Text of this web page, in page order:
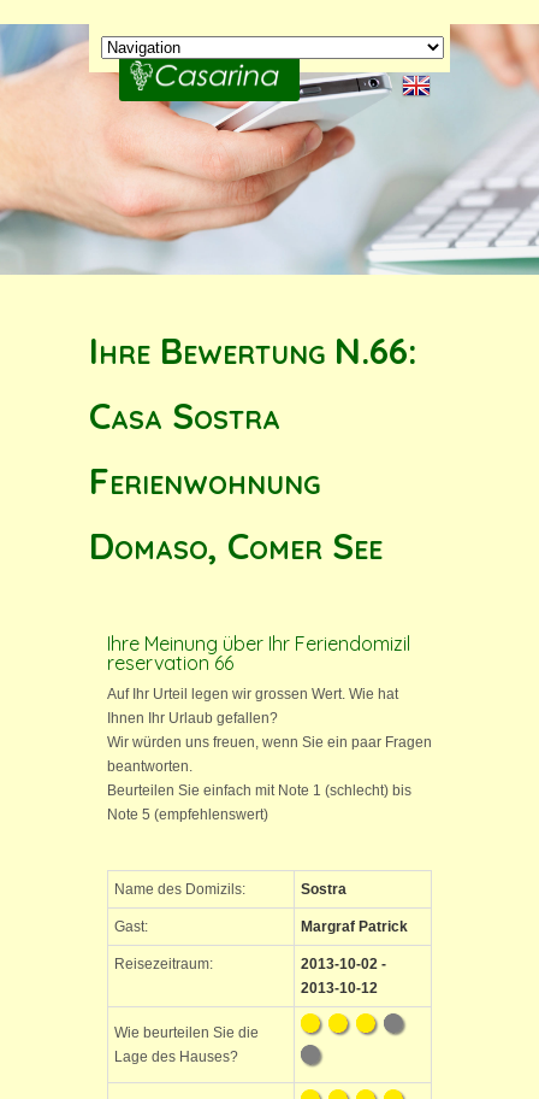
Ihre Bewertung N.66:
Casa Sostra
Ferienwohnung
Domaso, Comer See
Ihre Meinung über Ihr Feriendomizil
reservation 66
Auf Ihr Urteil legen wir grossen Wert. Wie hat
Ihnen Ihr Urlaub gefallen?
Wir würden uns freuen, wenn Sie ein paar Fragen
beantworten.
Beurteilen Sie einfach mit Note 1 (schlecht) bis
Note 5 (empfehlenswert)
Name des Domizils: Sostra
Gast: Margraf Patrick
Reisezeitraum:
2013-10-02 -
2013-10-12
Wie beurteilen Sie die
Lage des Hauses?